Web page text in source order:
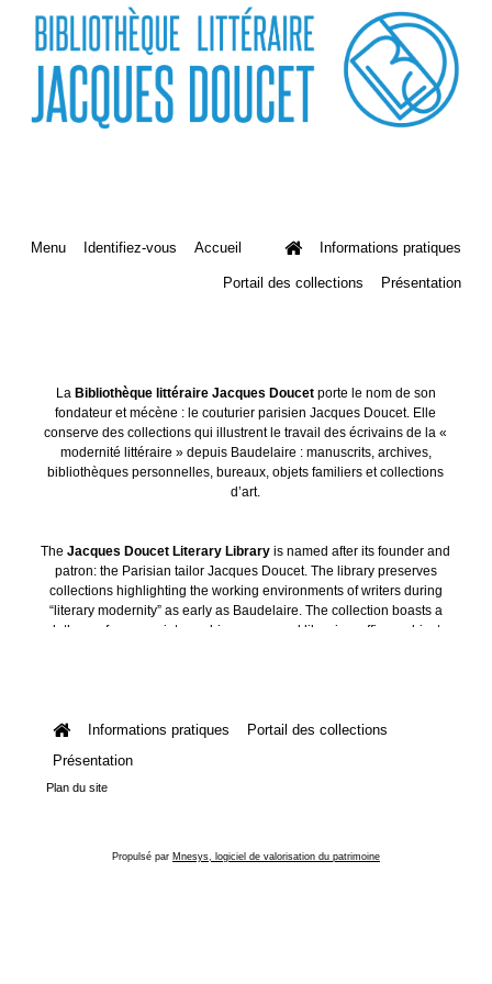
Menu Identifiez-vous Accueil Informations pratiques
Portail des collections Présentation
La Bibliothèque littéraire Jacques Doucetporte le nom de son
fondateur et mécène : le couturier parisien Jacques Doucet. Elle
conserve des collections qui illustrent le travail des écrivains de la «
modernité littéraire » depuis Baudelaire : manuscrits, archives,
bibliothèques personnelles, bureaux, objets familiers et collections
d’art.
TheJacques Doucet Literary Library is named after its founder and
patron: the Parisian tailor Jacques Doucet. The library preserves
collections highlighting the working environments of writers during
“literary modernity” as early as Baudelaire. The collection boasts a
plethora of manuscripts, archives, personal libraries, offices, objects
Informations pratiques
Portail des collections
Présentation
Plan du site
Propulsé par Mnesys, logiciel de valorisation du patrimoine